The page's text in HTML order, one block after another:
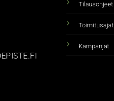
Tilausohjeet
Toimitusajat
Kampanjat